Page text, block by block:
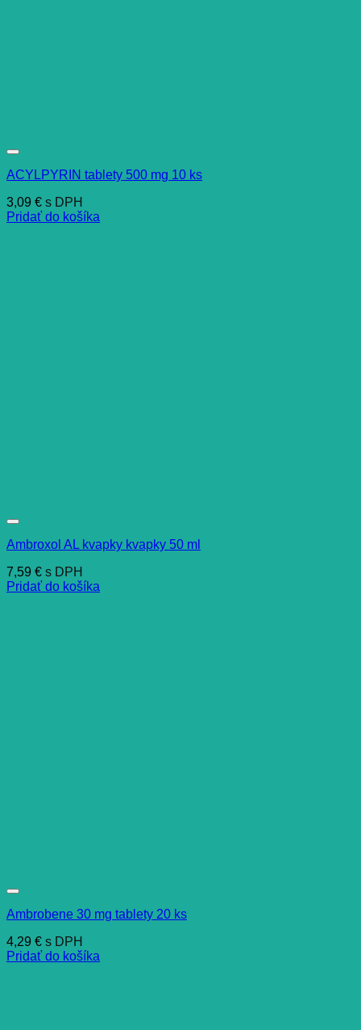
ACYLPYRIN tablety 500 mg 10 ks
3,09 € s DPH
Pridať do košíka
Ambroxol AL kvapky kvapky 50 ml
7,59 € s DPH
Pridať do košíka
Ambrobene 30 mg tablety 20 ks
4,29 € s DPH
Pridať do košíka